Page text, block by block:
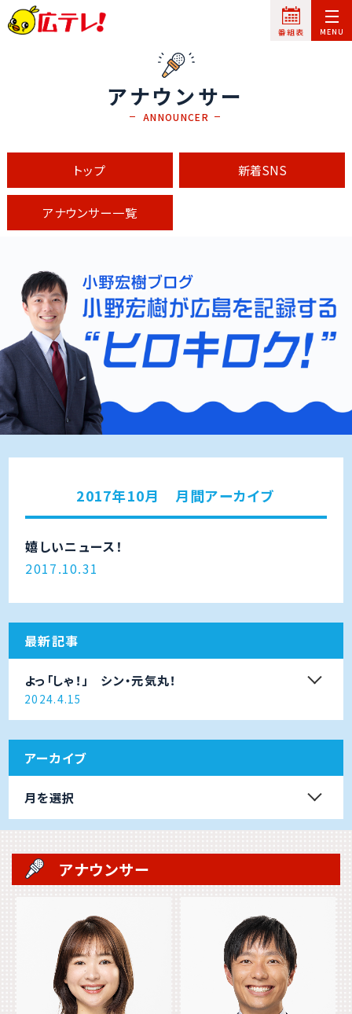
アナウンサー
ANNOUNCER
トップ 新着SNS
アナウンサー一覧
2017年10月 月間アーカイブ
嬉しいニュース！
2017.10.31
最新記事
よっ「しゃ！」 シン・元気丸！
2024.4.15
アーカイブ
月を選択
アナウンサー